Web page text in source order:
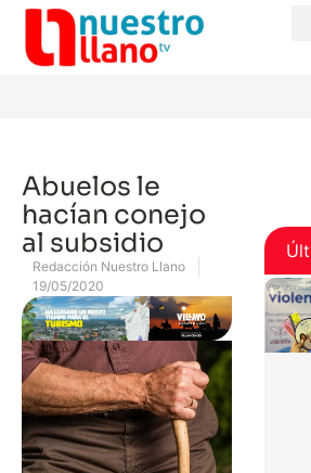
Abuelos le
hacían conejo
al subsidio
Redacción Nuestro Llano
19/05/2020